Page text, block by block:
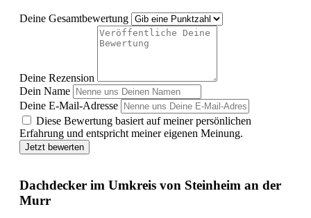
Deine Gesamtbewertung
Deine Rezension
Dein Name
Deine E-Mail-Adresse
Diese Bewertung basiert auf meiner persönlichen
Erfahrung und entspricht meiner eigenen Meinung.
Jetzt bewerten
Dachdecker im Umkreis von Steinheim an der
Murr